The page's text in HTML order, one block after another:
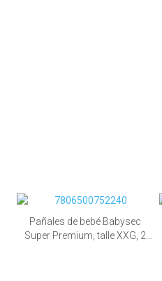
Pañales de bebé Babysec
Super Premium, talle XXG, 2